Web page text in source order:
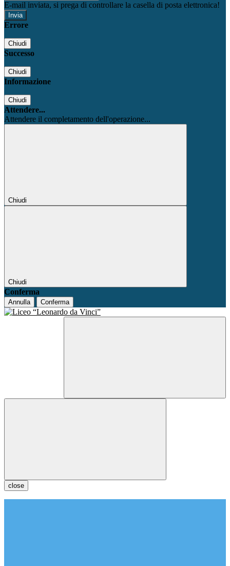
E-mail inviata, si prega di controllare la casella di posta elettronica!
Errore
Chiudi
Successo
Chiudi
Informazione
Chiudi
Attendere...
Attendere il completamento dell'operazione...
Chiudi
Chiudi
Conferma
Annulla Conferma
close